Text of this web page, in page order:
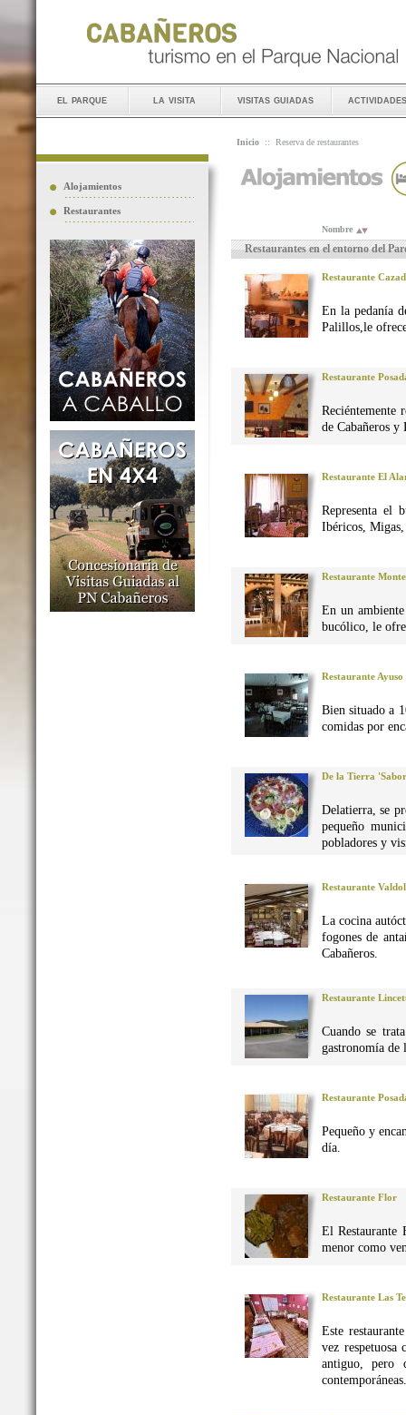
el parque la visita visitas guiadas actividades
Alojamientos
Restaurantes
Inicio :: Reserva de restaurantes
Nombre
Restaurantes en el entorno del
Restaurante
En la pedanía
Palillos,le
Restaurante
Reciéntemente
de Cabañeros y
Restaurante El
Representa el
Ibéricos, Migas,
Restaurante
En un
bucólico, le
Restaurante Ayuso
Bien situado a
comidas por
De la Tierra
Delatierra, se
pequeño
pobladores y
Restaurante
La cocina
fogones de
Cabañeros.
Restaurante
Cuando se
gastronomía de
Restaurante
Pequeño y
día.
Restaurante Flor
El Restaurante
menor como
Restaurante Las
Este
vez
antiguo, pero
contemporáneas.